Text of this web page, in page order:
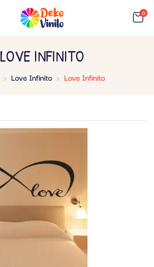
0
LOVE INFINITO
Love Infinito Love Infinito